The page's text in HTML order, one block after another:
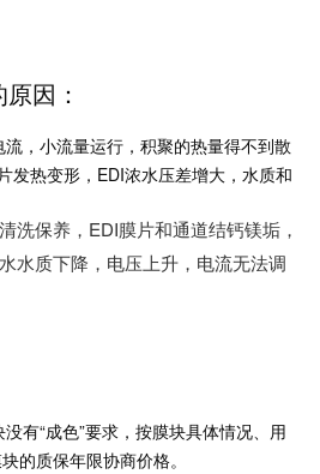
因：
，小流量运行，积聚的热量得不到散
发热变形，EDI浓水压差增大，水质和
洗保养，EDI膜片和通道结钙镁垢，
水质下降，电压上升，电流无法调
有“成色”要求，按膜块具体情况、用
的质保年限协商价格。